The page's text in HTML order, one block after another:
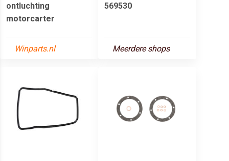
ontluchting
motorcarter
Winparts.nl
569530
Meerdere shops